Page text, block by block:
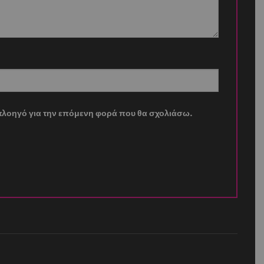
για την επόμενη φορά που θα σχολιάσω.